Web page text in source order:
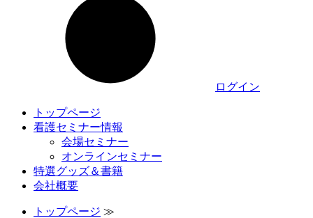
ログイン
トップページ
看護セミナー情報
会場セミナー
オンラインセミナー
特選グッズ＆書籍
会社概要
トップページ ≫